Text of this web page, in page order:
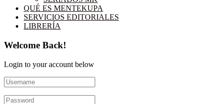
QUÉ ES MENTEKUPA
SERVICIOS EDITORIALES
LIBRERÍA
Welcome Back!
Login to your account below